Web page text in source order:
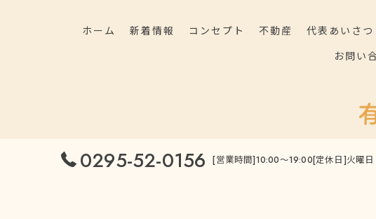
0295-52-0156 [営業時間]10:00～19:00[定休日]火曜
ホーム 新着情報 コンセプト 不動産 代表あいさつ
お問い
© 2026 茨城県